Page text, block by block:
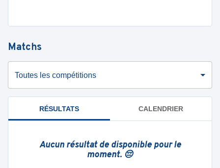
Matchs
Toutes les compétitions
RÉSULTATS CALENDRIER
Aucun résultat de disponible pour le
moment. 😔